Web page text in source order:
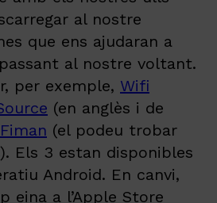
al nostre
que ens ajudaran a
al nostre voltant.
per exemple, Wifi
(en anglès i de
(el podeu trobar
Els 3 estan disponibles
Android. En canvi,
eina a l’Apple Store